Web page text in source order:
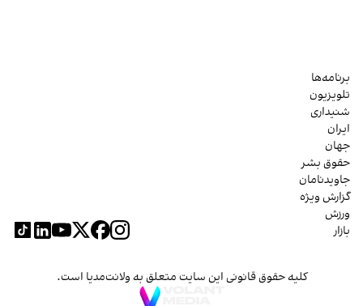
برنامه‌ها
تلویزیون
شنیداری
ایران
جهان
حقوق بشر
جاویدنامان
گزارش ویژه
ورزش
بازار
کلیه حقوق قانونی این سایت متعلق به ولانت‌مدیا است.